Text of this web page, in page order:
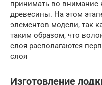
принимать во внимание
древесины. На этом
элементов модели, так
таким образом, что
слоя располагаются
слоя
Изготовление